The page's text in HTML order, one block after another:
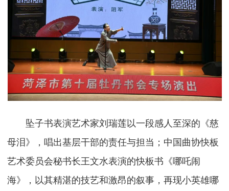
坠子书表演艺术家刘瑞莲以一段感人至深的《慈
母泪》，唱出基层干部的责任与担当；中国曲协快板
艺术委员会秘书长王文水表演的快板书《哪吒闹
海》，以其精湛的技艺和激昂的叙事，再现小英雄哪